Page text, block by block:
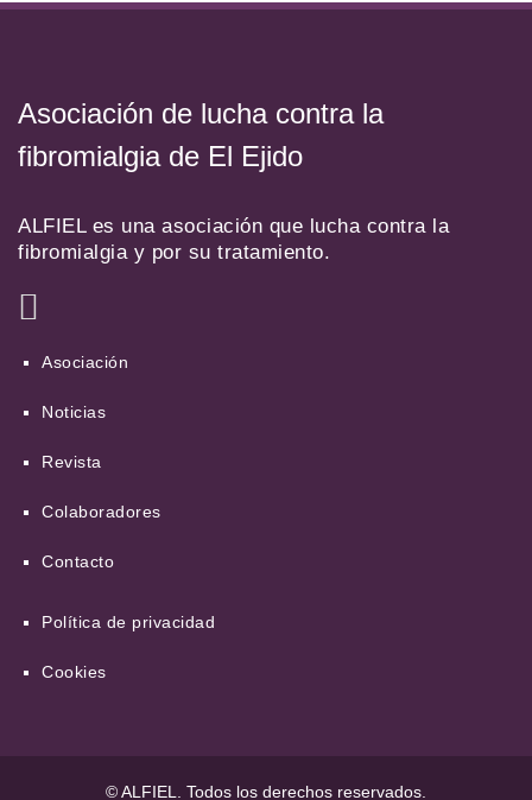
Asociación de lucha contra la
fibromialgia de El Ejido
ALFIEL es una asociación que lucha contra la
fibromialgia y por su tratamiento.
Asociación
Noticias
Revista
Colaboradores
Contacto
Política de privacidad
Cookies
© ALFIEL. Todos los derechos reservados.